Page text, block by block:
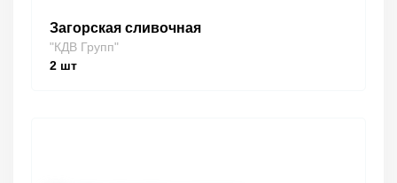
Загорская сливочная
"КДВ Групп"
2 шт